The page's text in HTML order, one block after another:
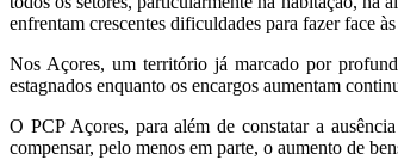
enfrentam crescentes dificuldades para fazer face às
Nos Açores, um território já marcado por
estagnados enquanto os encargos aumentam
O PCP Açores, para além de constatar a
compensar, pelo menos em parte, o aumento de